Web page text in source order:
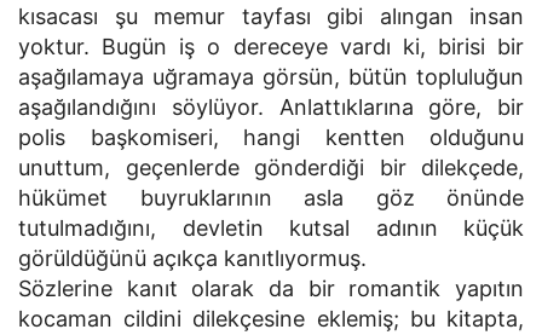
kısacası şu memur tayfası gibi alıngan insan
yoktur. Bugün iş o dereceye vardı ki, birisi bir
aşağılamaya uğramaya görsün, bütün topluluğun
aşağılandığını söylüyor. Anlattıklarına göre, bir
polis başkomiseri, hangi kentten olduğunu
unuttum, geçenlerde gönderdiği bir dilekçede,
hükümet buyruklarının asla göz önünde
tutulmadığını, devletin kutsal adının küçük
görüldüğünü açıkça kanıtlıyormuş.
Sözlerine kanıt olarak da bir romantik yapıtın
kocaman cildini dilekçesine eklemiş; bu kitapta,